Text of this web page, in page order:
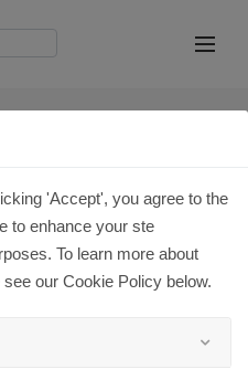
EXPRESS (CGX)
eXpress (CGX)
의 캐리어
'Accept', you agree to the
to enhance your ste
To learn more about
our Cookie Policy below.